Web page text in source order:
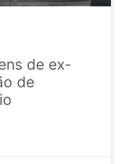
de ex-
de